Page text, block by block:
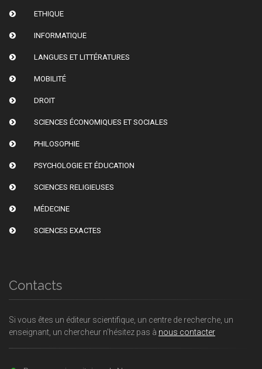
ETHIQUE
INFORMATIQUE
LANGUES ET LITTÉRATURES
MOBILITÉ
DROIT
SCIENCES ÉCONOMIQUES ET SOCIALES
PHILOSOPHIE
PSYCHOLOGIE ET ÉDUCATION
SCIENCES RELIGIEUSES
MÉDECINE
SCIENCES EXACTES
Contacts
Si vous êtes un éditeur scientifique, un centre de recherche, un
enseignant, un chercheur n'hésitez pas à nous contacter